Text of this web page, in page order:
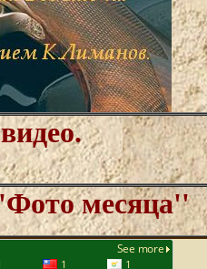
месяца''